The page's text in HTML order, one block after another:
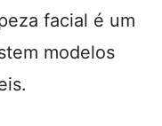
facial é um
modelos